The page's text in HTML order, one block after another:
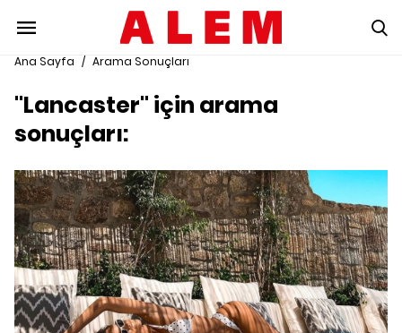
Ana Sayfa / Arama Sonuçları
"Lancaster" için arama
sonuçları: